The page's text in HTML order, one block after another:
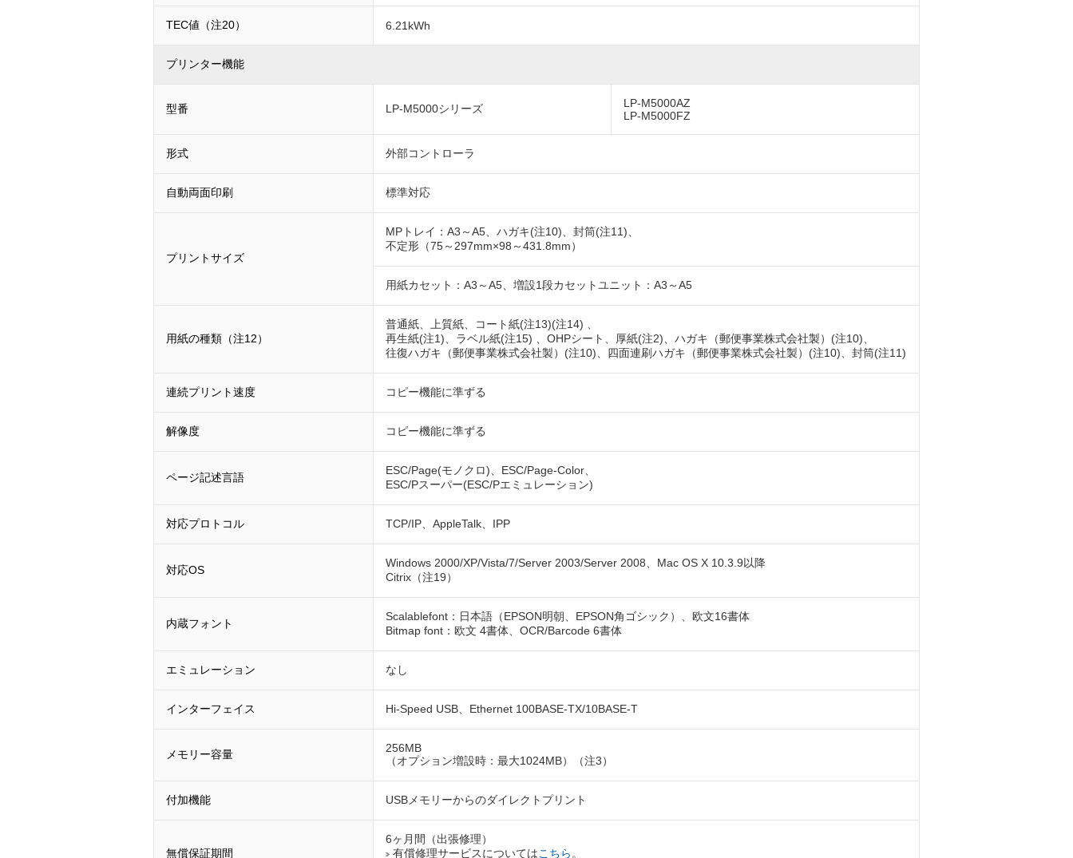
TEC値（注20） 6.21kWh
プリンター機能
型番 LP-M5000シリーズ
LP-M5000AZ
LP-M5000FZ
形式 外部コントローラ
自動両面印刷 標準対応
プリントサイズ
MPトレイ：A3～A5、ハガキ(注10)、封筒(注11)、
不定形（75～297mm×98～431.8mm）
用紙カセット：A3～A5、増設1段カセットユニット：A3～A5
用紙の種類（注12）
普通紙、上質紙、コート紙(注13)(注14) 、
再生紙(注1)、ラベル紙(注15) 、OHPシート、厚紙(注2)、ハガキ（郵便事業株式会社製）(注10)、
往復ハガキ（郵便事業株式会社製）(注10)、四面連刷ハガキ（郵便事業株式会社製）(注10)、封筒(注11)
連続プリント速度 コピー機能に準ずる
解像度 コピー機能に準ずる
ページ記述言語
ESC/Page(モノクロ)、ESC/Page-Color、
ESC/Pスーパー(ESC/Pエミュレーション)
対応プロトコル TCP/IP、AppleTalk、IPP
対応OS
Windows 2000/XP/Vista/7/Server 2003/Server 2008、Mac OS X 10.3.9以降
Citrix（注19）
内蔵フォント
Scalablefont：日本語（EPSON明朝、EPSON角ゴシック）、欧文16書体
Bitmap font：欧文 4書体、OCR/Barcode 6書体
エミュレーション なし
インターフェイス Hi-Speed USB、Ethernet 100BASE-TX/10BASE-T
メモリー容量
256MB
（オプション増設時：最大1024MB）（注3）
付加機能 USBメモリーからのダイレクトプリント
無償保証期間
6ヶ月間（出張修理）
有償修理サービスについてはこちら 。